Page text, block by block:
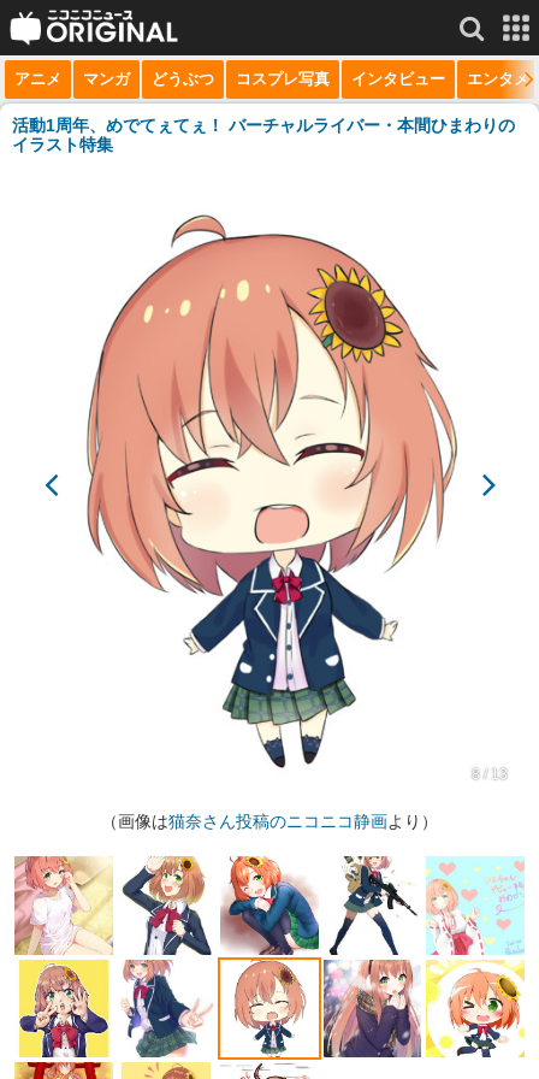
サービス一覧 もっと見る
niconico
チャンネル
マンガ
ニコニコQ
アニメ マンガ どうぶつ コスプレ写真 インタビュー エンタメ
活動1周年、めでてぇてぇ！ バーチャルライバー・本間ひまわりの
イラスト特集
8 / 13
（画像は猫奈さん投稿のニコニコ静画より）